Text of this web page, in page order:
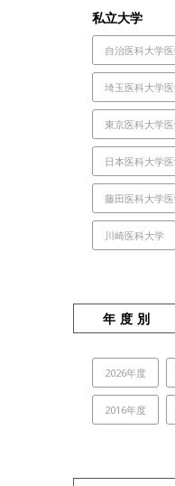
私立大学
自治医科大学
埼玉医科大学
東京医科大学
日本医科大学
藤田医科大学
川崎医科大学
年度別
2026年度
2016年度